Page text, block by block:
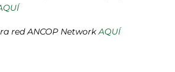
red ANCOP NetworkAQUÍ